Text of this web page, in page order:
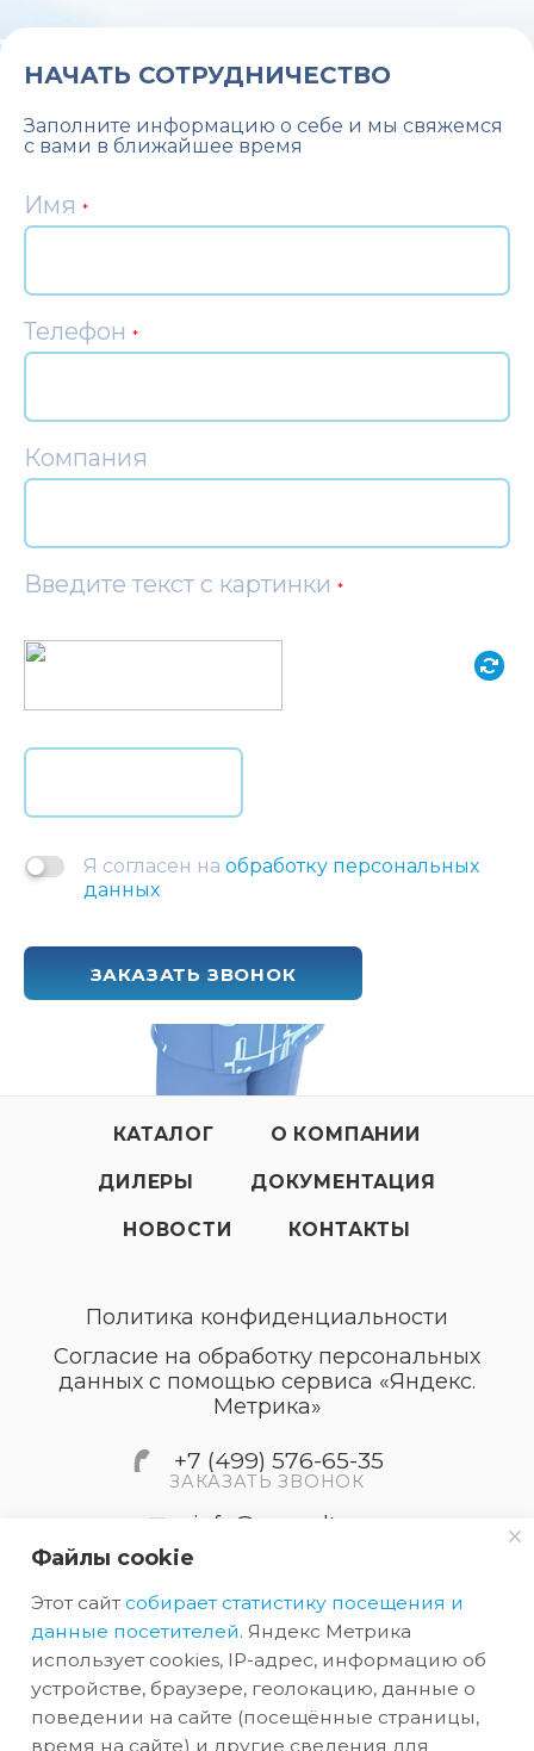
НАЧАТЬ СОТРУДНИЧЕСТВО
Заполните информацию о себе и мы свяжемся
с вами в ближайшее время
Имя *
Телефон *
Компания
Введите текст с картинки *
Я согласен на обработку персональных
данных
ЗАКАЗАТЬ ЗВОНОК
КАТАЛОГ О КОМПАНИИ
ДИЛЕРЫ ДОКУМЕНТАЦИЯ
НОВОСТИ КОНТАКТЫ
Политика конфиденциальности
Согласие на обработку персональных
данных с помощью сервиса «Яндекс.
Метрика»
+7 (499) 576-65-35
ЗАКАЗАТЬ ЗВОНОК
info@accordtec.ru
шоссе, дом 41А, строение 1,
пом.22
2026 © Обращаем Ваше внимание на то, что вся
информация, размещенная на сайте, носит
Файлы cookie
Этот сайт собирает статистику посещения и
данные посетителей. Яндекс Метрика
использует cookies, IP-адрес, информацию об
устройстве, браузере, геолокацию, данные о
поведении на сайте (посещённые страницы,
время на сайте) и другие сведения для